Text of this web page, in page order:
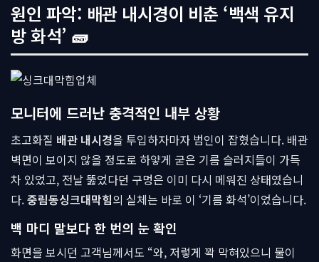
원인 파악: 배관 내시경이 비춘 ‘백색 유지
방 화석’ 🧱
모니터에 드러난 충격적인 내부 상황
초고화질 배관 내시경을 투입하자마자 범인이 잡혔습니다. 배관
벽면이 보이지 않을 정도로 하얗게 굳은 기름 슬러지들이 가득
차 있었고, 전날 뚫었다던 구멍은 이미 다시 메워진 상태였습니
다.중림동싱크대막힘의 실체는 바로 이 ‘기름 화석’이었습니다.
백 마디 말보다 한 번의 눈 확인
화면을 보시던 고객님께서도 “와, 저렇게 꽉 막혀있으니 물이